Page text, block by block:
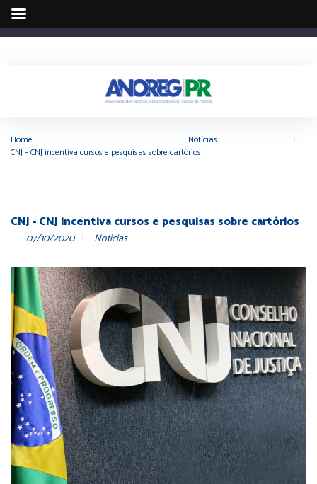
Home Notícias
CNJ – CNJ incentiva cursos e pesquisas sobre cartórios
CNJ - CNJ incentiva cursos e pesquisas sobre cartórios
07/10/2020 Notícias